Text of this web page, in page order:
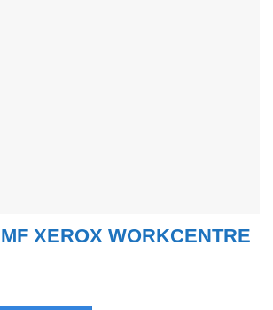
XEROX WORKCENTRE